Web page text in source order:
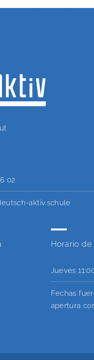
02
aktiv.schule
Horario de
Jueves
Fechas
apertura